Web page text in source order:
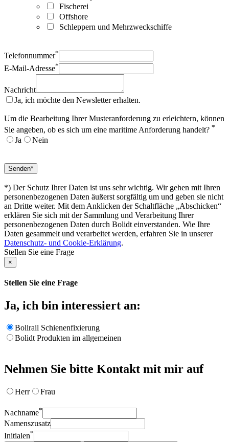
Fischerei
Offshore
Schleppern und Mehrzweckschiffe
Telefonnummer*
E-Mail-Adresse*
Nachricht
Ja, ich möchte den Newsletter erhalten.
Um die Bearbeitung Ihrer Musteranforderung zu erleichtern, können
Sie angeben, ob es sich um eine maritime Anforderung handelt? *
Ja Nein
*) Der Schutz Ihrer Daten ist uns sehr wichtig. Wir gehen mit Ihren
personenbezogenen Daten äußerst sorgfältig um und geben sie nicht
an Dritte weiter. Mit dem Anklicken der Schaltfläche „Abschicken“
erklären Sie sich mit der Sammlung und Verarbeitung Ihrer
personenbezogenen Daten durch Bolidt einverstanden. Wie Ihre
Daten gesammelt und verarbeitet werden, erfahren Sie in unserer
Datenschutz- und Cookie-Erklärung.
Stellen Sie eine Frage
×
Stellen Sie eine Frage
Ja, ich bin interessiert an:
Bolirail Schienenfixierung
Bolidt Produkten im allgemeinen
Nehmen Sie bitte Kontakt mit mir auf
Herr Frau
Nachname*
Namenszusatz
Initialen*